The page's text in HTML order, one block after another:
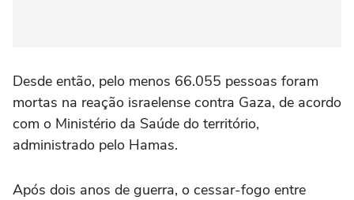
Desde então, pelo menos 66.055 pessoas foram
mortas na reação israelense contra Gaza, de acordo
com o Ministério da Saúde do território,
administrado pelo Hamas.
Após dois anos de guerra, o cessar-fogo entre